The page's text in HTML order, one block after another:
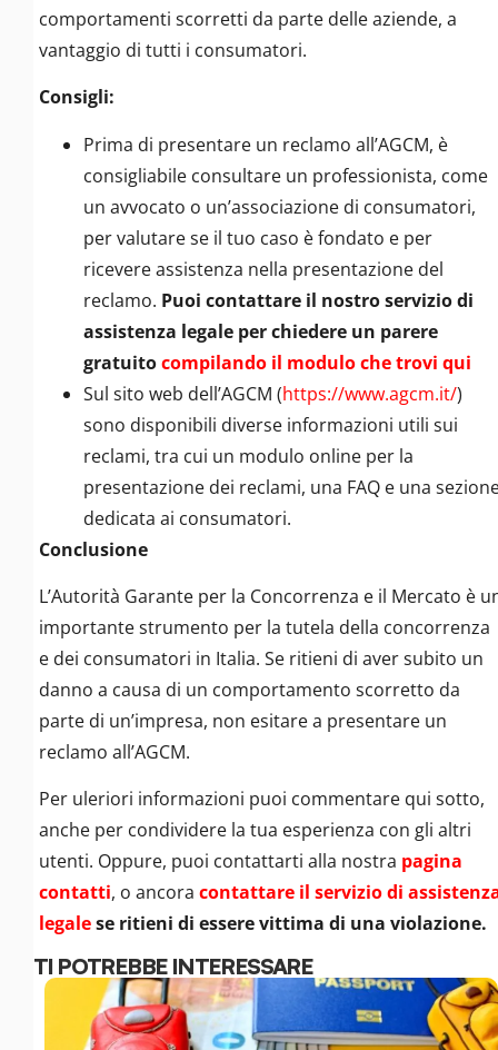
comportamenti scorretti da parte delle aziende, a
vantaggio di tutti i consumatori.
Consigli:
Prima di presentare un reclamo all’AGCM, è
consigliabile consultare un professionista, come
un avvocato o un’associazione di consumatori,
per valutare se il tuo caso è fondato e per
ricevere assistenza nella presentazione del
reclamo. Puoi contattare il nostro servizio di
assistenza legale per chiedere un parere
gratuitocompilando il modulo che trovi qui
Sul sito web dell’AGCM (https://www.agcm.it/)
sono disponibili diverse informazioni utili sui
reclami, tra cui un modulo online per la
presentazione dei reclami, una FAQ e una
dedicata ai consumatori.
Conclusione
L’Autorità Garante per la Concorrenza e il Mercato è
importante strumento per la tutela della concorrenza
e dei consumatori in Italia. Se ritieni di aver subito un
danno a causa di un comportamento scorretto da
parte di un’impresa, non esitare a presentare un
reclamo all’AGCM.
Per uleriori informazioni puoi commentare qui sotto,
anche per condividere la tua esperienza con gli altri
utenti. Oppure, puoi contattarti alla nostra pagina
contatti, o ancora contattare il servizio di
legalese ritieni di essere vittima di una violazione.
TI POTREBBE INTERESSARE